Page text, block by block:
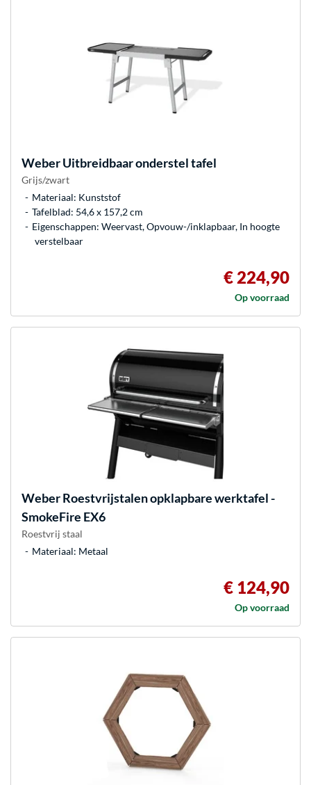
WeberUitbreidbaar onderstel tafel
Grijs/zwart
Materiaal: Kunststof
Tafelblad: 54,6 x 157,2 cm
Eigenschappen: Weervast, Opvouw-/inklapbaar, In hoogte
verstelbaar
€ 224,90
Op voorraad
WeberRoestvrijstalen opklapbare werktafel -
SmokeFire EX6
Roestvrij staal
Materiaal: Metaal
€ 124,90
Op voorraad